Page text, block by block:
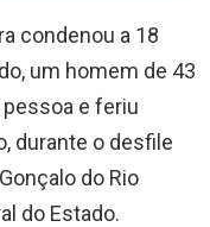
condenou a 18
um homem de 43
e feriu
durante o desfile
do Rio
do Estado.